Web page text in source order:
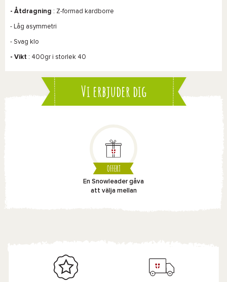
- Åtdragning : Z-formad kardborre
- Låg asymmetri
- Svag klo
- Vikt : 400gr i storlek 40
Vi erbjuder dig
OFFERT
En Snowleader gåva
att välja mellan